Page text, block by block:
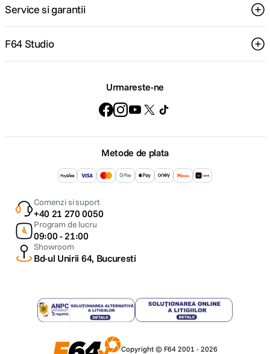
Service si garantii
F64 Studio
Urmareste-ne
Metode de plata
Comenzi si suport
+40 21 270 0050
Program de lucru
09:00 - 21:00
Showroom
Bd-ul Unirii 64, Bucuresti
Copyright © F64 2001 - 2026